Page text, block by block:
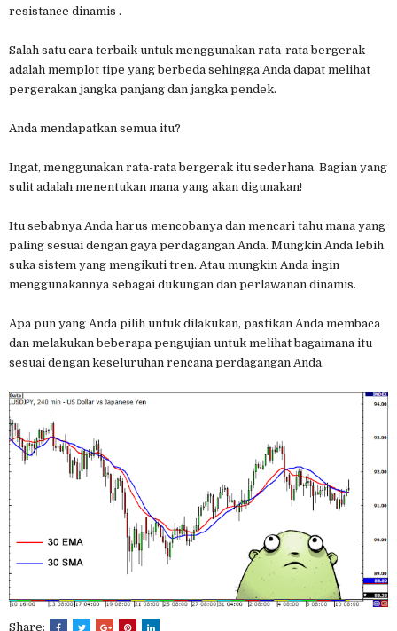
resistance dinamis .
Salah satu cara terbaik untuk menggunakan rata-rata bergerak
adalah memplot tipe yang berbeda sehingga Anda dapat melihat
pergerakan jangka panjang dan jangka pendek.
Anda mendapatkan semua itu?
Ingat, menggunakan rata-rata bergerak itu sederhana. Bagian yang
sulit adalah menentukan mana yang akan digunakan!
Itu sebabnya Anda harus mencobanya dan mencari tahu mana yang
paling sesuai dengan gaya perdagangan Anda. Mungkin Anda lebih
suka sistem yang mengikuti tren. Atau mungkin Anda ingin
menggunakannya sebagai dukungan dan perlawanan dinamis.
Apa pun yang Anda pilih untuk dilakukan, pastikan Anda membaca
dan melakukan beberapa pengujian untuk melihat bagaimana itu
sesuai dengan keseluruhan rencana perdagangan Anda.
Share: